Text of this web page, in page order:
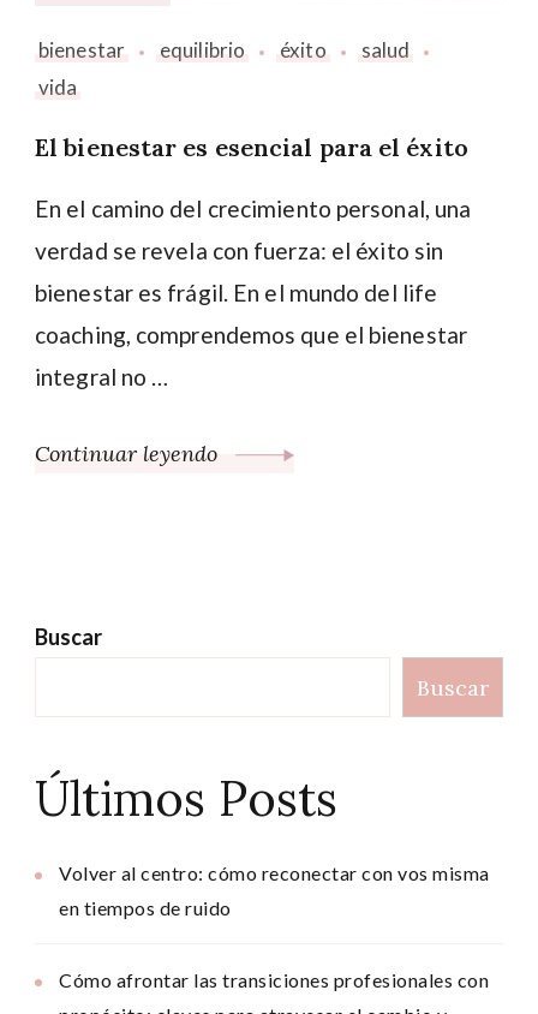
bienestar equilibrio éxito
salud
vida
El bienestar es esencial para el éxito
En el camino del crecimiento personal, una
verdad se revela con fuerza: el éxito sin
bienestar es frágil. En el mundo del life
coaching, comprendemos que el bienestar
integral no …
Continuar leyendo
Buscar
Buscar
Últimos Posts
Volver al centro: cómo reconectar con vos misma
en tiempos de ruido
Cómo afrontar las transiciones profesionales con